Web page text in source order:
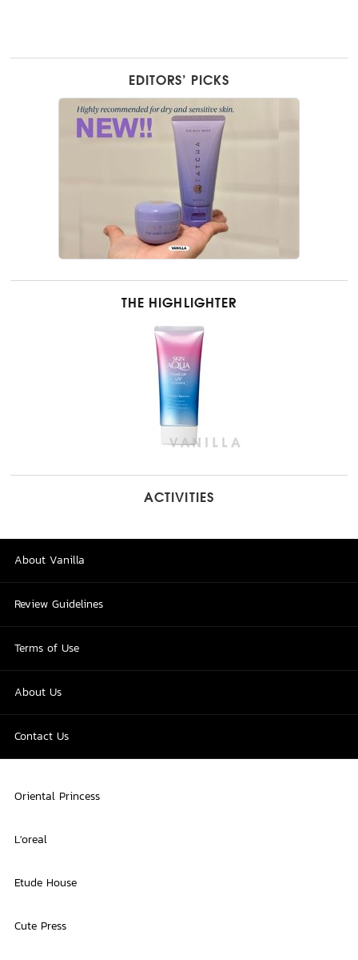
EDITORS’ PICKS
THE HIGHLIGHTER
ACTIVITIES
About Vanilla
Review Guidelines
Terms of Use
About Us
Contact Us
Oriental Princess
L'oreal
Etude House
Cute Press